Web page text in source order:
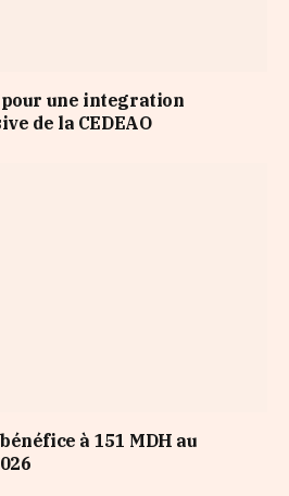
: pour une integration
de la CEDEAO
à 151 MDH au